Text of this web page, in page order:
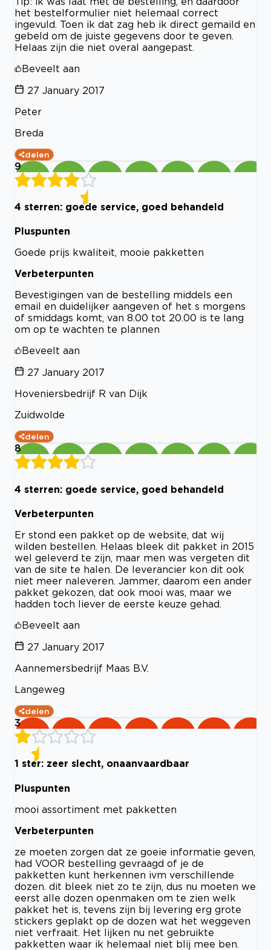
het bestelformulier niet helemaal correct
ingevuld. Toen ik dat zag heb ik direct gemaild en
gebeld om de juiste gegevens door te geven.
Helaas zijn die niet overal aangepast.
Beveelt aan
27 January 2017
Peter
Breda
delen
9
4 sterren: goede service, goed behandeld
Pluspunten
Goede prijs kwaliteit, mooie pakketten
Verbeterpunten
Bevestigingen van de bestelling middels een
email en duidelijker aangeven of het s morgens
of smiddags komt, van 8.00 tot 20.00 is te lang
om op te wachten te plannen
Beveelt aan
27 January 2017
Hoveniersbedrijf R van Dijk
Zuidwolde
delen
8
4 sterren: goede service, goed behandeld
Verbeterpunten
Er stond een pakket op de website, dat wij
wilden bestellen. Helaas bleek dit pakket in 2015
wel geleverd te zijn, maar men was vergeten dit
van de site te halen. De leverancier kon dit ook
niet meer naleveren. Jammer, daarom een ander
pakket gekozen, dat ook mooi was, maar we
hadden toch liever de eerste keuze gehad.
Beveelt aan
27 January 2017
Aannemersbedrijf Maas B.V.
Langeweg
delen
3
1 ster: zeer slecht, onaanvaardbaar
Pluspunten
mooi assortiment met pakketten
Verbeterpunten
ze moeten zorgen dat ze goeie informatie geven,
had VOOR bestelling gevraagd of je de
pakketten kunt herkennen ivm verschillende
dozen. dit bleek niet zo te zijn, dus nu moeten we
eerst alle dozen openmaken om te zien welk
pakket het is, tevens zijn bij levering erg grote
stickers geplakt op de dozen wat het weggeven
niet verfraait. Het lijken nu net gebruikte
pakketten waar ik helemaal niet blij mee ben.